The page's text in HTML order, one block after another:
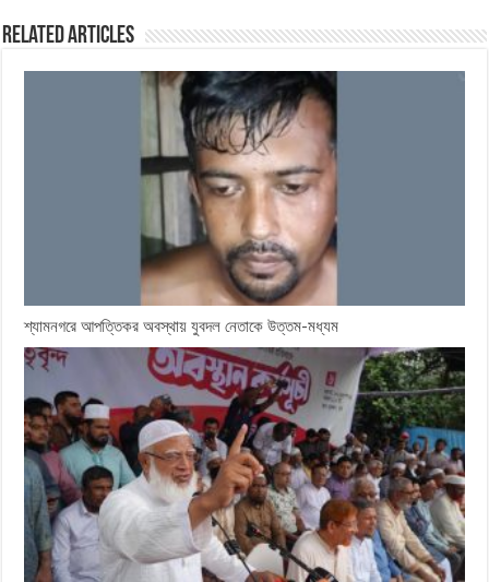
Related Articles
শ্যামনগরে আপত্তিকর অবস্থায় যুবদল নেতাকে উত্তম-মধ্যম